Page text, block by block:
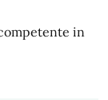
in